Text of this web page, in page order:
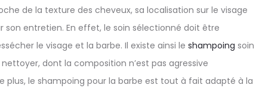
de la texture des cheveux, sa localisation sur le visage
son entretien. En effet, le soin sélectionné doit être
le visage et la barbe. Il existe ainsi le shampoing soin
dont la composition n’est pas agressive
plus, le shampoing pour la barbe est tout à fait adapté à la